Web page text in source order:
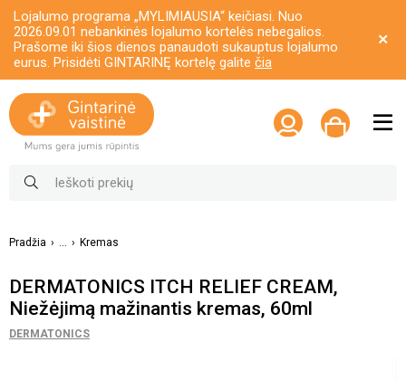
Lojalumo programa „MYLIMIAUSIA“ keičiasi. Nuo
2026.09.01 nebankinės lojalumo kortelės nebegalios.
Prašome iki šios dienos panaudoti sukauptus lojalumo
eurus. Prisidėti GINTARINĘ kortelę galite čia
Pradžia ... Kremas
DERMATONICS ITCH RELIEF CREAM,
Niežėjimą mažinantis kremas, 60ml
DERMATONICS